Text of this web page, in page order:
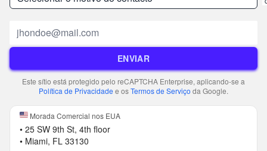
Correio eletrónico
ENVIAR
Este sítio está protegido pelo reCAPTCHA Enterprise, aplicando-se a
Política de Privacidade e osTermos de Serviço da Google.
Morada Comercial nos EUA
• 25 SW 9th St, 4th floor
• Miami, FL 33130